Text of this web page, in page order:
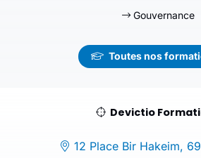
Gouvernance
Toutes nos
Devictio
12 Place Bir Hakeim,